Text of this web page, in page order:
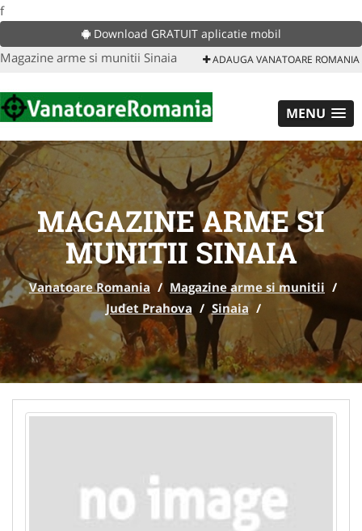
f
Download GRATUIT aplicatie mobil
Magazine arme si munitii Sinaia ADAUGA VANATOARE ROMANIA
MENU
MAGAZINE ARME SI
MUNITII SINAIA
Vanatoare Romania / Magazine arme si munitii /
Judet Prahova / Sinaia /